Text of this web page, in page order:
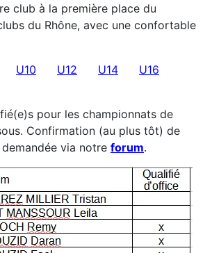
club à la première place du
du Rhône, avec une confortable
U10 U12 U14
U16
pour les championnats de
Confirmation (au plus tôt) de
via notre forum.